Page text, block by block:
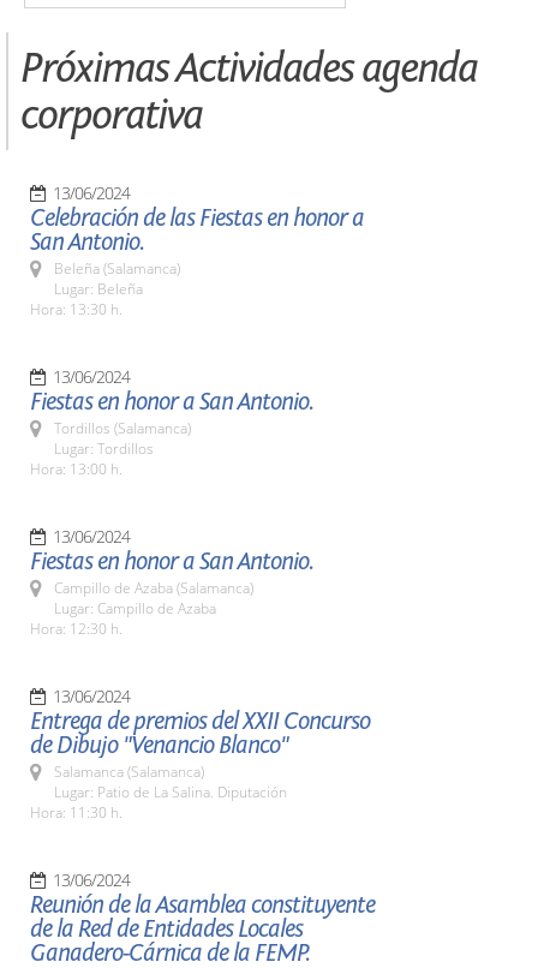
Próximas Actividades agenda
corporativa
13/06/2024
Celebración de las Fiestas en honor a
San Antonio.
Beleña (Salamanca)
Lugar: Beleña
Hora: 13:30 h.
13/06/2024
Fiestas en honor a San Antonio.
Tordillos (Salamanca)
Lugar: Tordillos
Hora: 13:00 h.
13/06/2024
Fiestas en honor a San Antonio.
Campillo de Azaba (Salamanca)
Lugar: Campillo de Azaba
Hora: 12:30 h.
13/06/2024
Entrega de premios del XXII Concurso
de Dibujo "Venancio Blanco"
Salamanca (Salamanca)
Lugar: Patio de La Salina. Diputación
Hora: 11:30 h.
13/06/2024
Reunión de la Asamblea constituyente
de la Red de Entidades Locales
Ganadero-Cárnica de la FEMP.